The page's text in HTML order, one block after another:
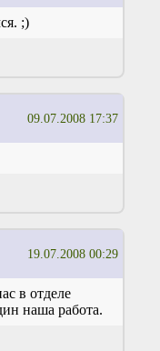
;)
09.07.2008 17:37
19.07.2008 00:29
в отделе
наша работа.